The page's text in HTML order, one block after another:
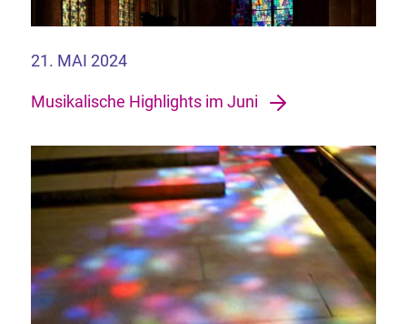
21. MAI 2024
Musikalische Highlights im Juni